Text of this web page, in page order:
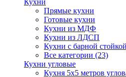
Кухни
Прямые кухни
Готовые кухни
Кухни из МДФ
Кухни из ЛДСП
Кухни с барной стойкой
Все категории (23)
Кухни угловые
Кухня 5х5 метров